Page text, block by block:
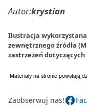
Autor:krystian
Ilustracja
zewnętrznego źródła
zastrzeżeń
Zaobserwuj nas!